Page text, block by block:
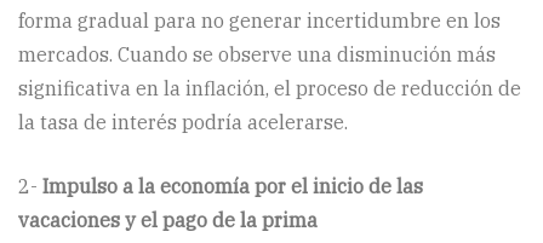
forma gradual para no generar incertidumbre en los
mercados. Cuando se observe una disminución más
significativa en la inflación, el proceso de reducción de
la tasa de interés podría acelerarse.
2- Impulso a la economía por el inicio de las
vacaciones y el pago de la prima